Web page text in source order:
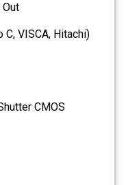
Out
C, VISCA, Hitachi)
CMOS